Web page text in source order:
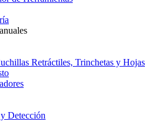
Retráctiles, Trinchetas y Hojas
Detección